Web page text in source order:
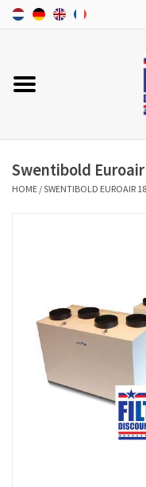
Home
PROBIOTICA ONDERHOUD
Swentibold
HOME /SWENTIBOLD EUROAIR